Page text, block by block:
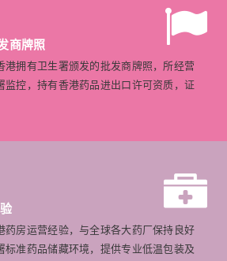
商牌照
港拥有卫生署颁发的批发商牌照，所经营
监控，持有香港药品进出口许可资质，证
药房运营经验，与全球各大药厂保持良好
标准药品储藏环境，提供专业低温包装及